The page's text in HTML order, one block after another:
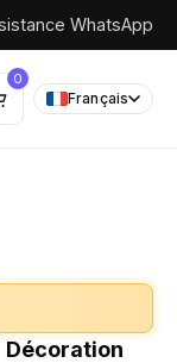
WhatsApp
0
Français
Décoration